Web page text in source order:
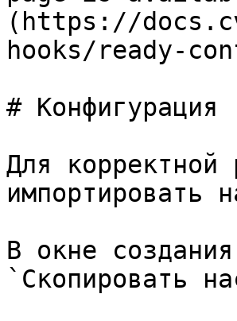
(https://
hooks/ready-
#
Для корректной
В окне
`Скопировать